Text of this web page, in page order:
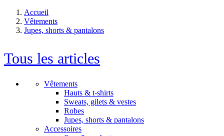
Accueil
Vêtements
Jupes, shorts & pantalons
Tous les articles
Vêtements
Hauts & t-shirts
Sweats, gilets & vestes
Robes
Jupes, shorts & pantalons
Accessoires